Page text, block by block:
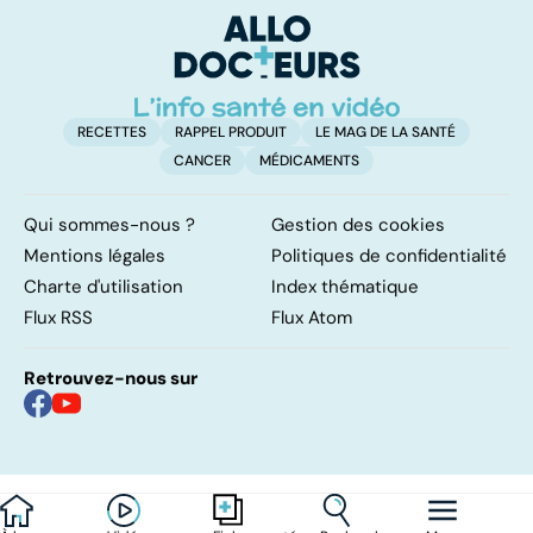
protéines ?
RECETTES RAPPEL PRODUIT
LE MAG DE LA SANTÉ
CANCER
MÉDICAMENTS
Qui sommes-nous ?
Gestion des cookies
Mentions légales
Politiques de confidentialité
Charte d'utilisation
Index thématique
Flux RSS
Flux Atom
Retrouvez-nous sur